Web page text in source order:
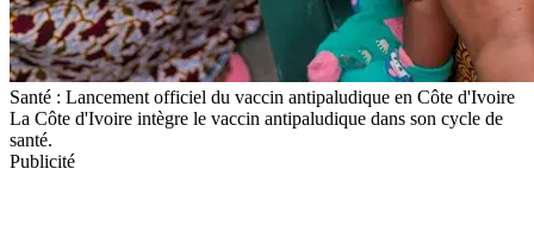
Santé : Lancement officiel du vaccin antipaludique en Côte d'Ivoire
La Côte d'Ivoire intègre le vaccin antipaludique dans son cycle de
santé.
Publicité